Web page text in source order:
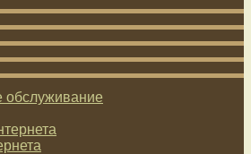
обслуживание